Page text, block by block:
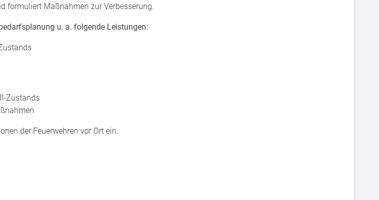
formuliert Maßnahmen zur Verbesserung.
u. a. folgende Leistungen:
Zustands
der Feuerwehren vor Ort ein.